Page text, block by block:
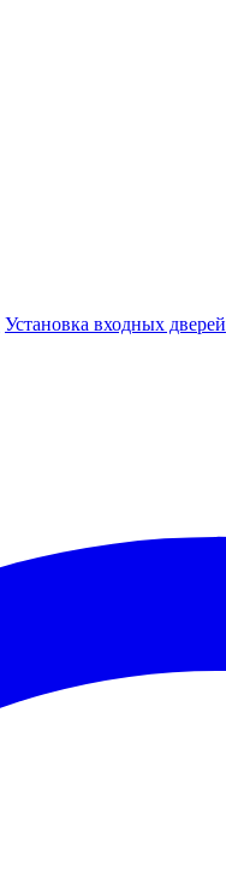
Установка входных дверей